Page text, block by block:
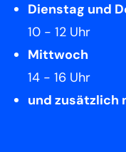
Dienstag und
10 - 12 Uhr
Mittwoch
14 - 16 Uhr
und zusätzlich